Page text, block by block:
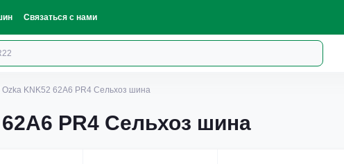
Связаться с нами
Ozka KNK52 62A6 PR4 Сельхоз шина
PR4 Сельхоз шина